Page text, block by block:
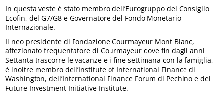
In questa veste è stato membro dell’Eurogruppo del Consiglio
Ecofin, del G7/G8 e Governatore del Fondo Monetario
Internazionale.
Il neo presidente di Fondazione Courmayeur Mont Blanc,
affezionato frequentatore di Courmayeur dove fin dagli anni
Settanta trascorre le vacanze e i fine settimana con la famiglia,
è inoltre membro dell’Institute of International Finance di
Washington, dell’International Finance Forum di Pechino e del
Future Investment Initiative Institute.